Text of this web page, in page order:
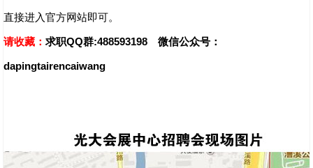
直接进入官方网站即可。
请收藏： 求职QQ群:488593198 微信公众号：
dapingtairencaiwang